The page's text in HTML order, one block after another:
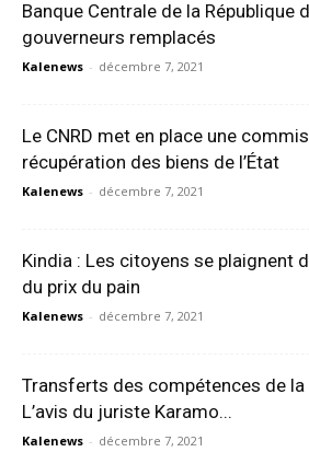
Banque Centrale de la République
gouverneurs remplacés
Kalenews - décembre 7, 2021
Le CNRD met en place une
récupération des biens de l’État
Kalenews - décembre 7, 2021
Kindia : Les citoyens se plaignent
du prix du pain
Kalenews - décembre 7, 2021
Transferts des compétences de la
L’avis du juriste Karamo...
Kalenews - décembre 7, 2021